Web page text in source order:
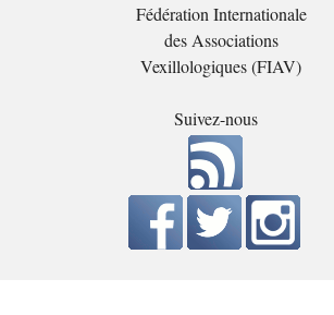
Fédération Internationale
des Associations
Vexillologiques (FIAV)
Suivez-nous